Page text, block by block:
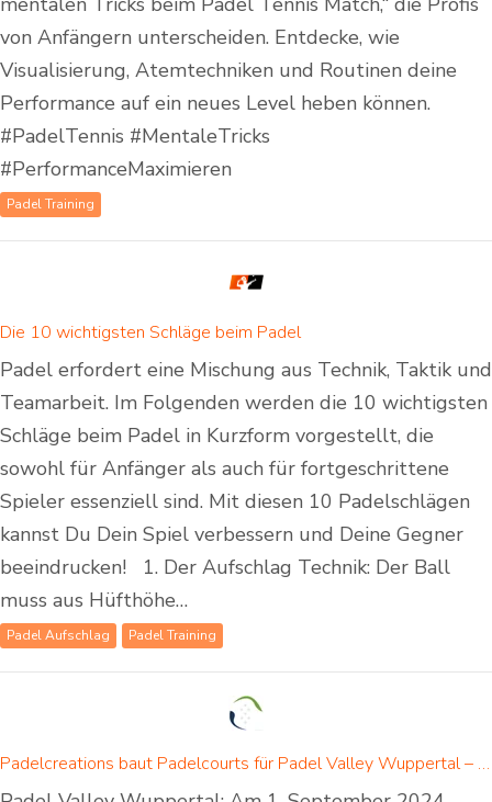
von Anfängern unterscheiden. Entdecke, wie
Visualisierung, Atemtechniken und Routinen deine
Performance auf ein neues Level heben können.
#PadelTennis #MentaleTricks
#PerformanceMaximieren
Padel Training
Die 10 wichtigsten Schläge beim Padel
Padel erfordert eine Mischung aus Technik, Taktik und
Teamarbeit. Im Folgenden werden die 10 wichtigsten
Schläge beim Padel in Kurzform vorgestellt, die
sowohl für Anfänger als auch für fortgeschrittene
Spieler essenziell sind. Mit diesen 10 Padelschlägen
kannst Du Dein Spiel verbessern und Deine Gegner
beeindrucken! 1. Der Aufschlag Technik: Der Ball
muss aus Hüfthöhe…
Padel Aufschlag Padel Training
Padelcreations baut Padelcourts für Padel Valley Wuppertal – Eröffnung am 01. September 2024